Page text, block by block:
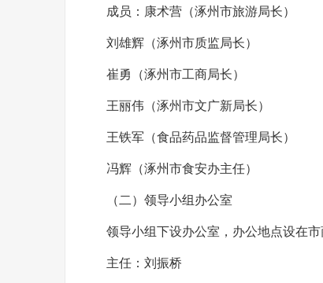
成员：康术营（涿州市旅游局长）
刘雄辉（涿州市质监局长）
崔勇（涿州市工商局长）
王丽伟（涿州市文广新局长）
王铁军（食品药品监督管理局长）
冯辉（涿州市食安办主任）
（二）领导小组办公室
领导小组下设办公室，办公地点设在
主任：刘振桥